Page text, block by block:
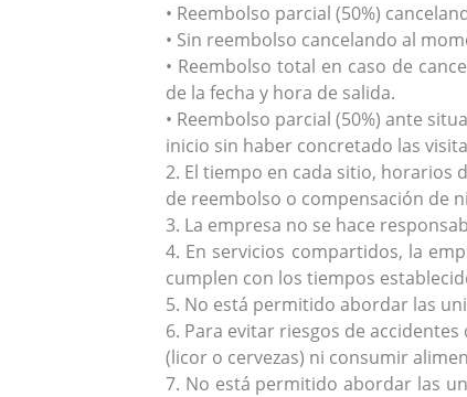
• Reembolso parcial (50%)
• Sin reembolso cancelando al
• Reembolso total en caso de
de la fecha y hora de salida.
• Reembolso parcial (50%) ante
inicio sin haber concretado las
2. El tiempo en cada sitio, horarios
de reembolso o compensación de
3. La empresa no se hace
4. En servicios compartidos, la
cumplen con los tiempos
5. No está permitido abordar las
6. Para evitar riesgos de
(licor o cervezas) ni consumir
7. No está permitido abordar las